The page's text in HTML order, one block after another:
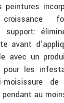
peintures
support:
avant
avec un
pour les
moisissure
au